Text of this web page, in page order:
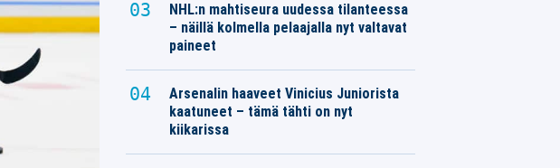
NHL:n mahtiseura uudessa tilanteessa
– näillä kolmella pelaajalla nyt valtavat
paineet
Arsenalin haaveet Vinicius Juniorista
kaatuneet – tämä tähti on nyt
kiikarissa